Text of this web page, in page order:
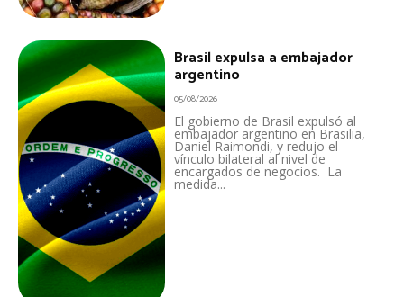
Brasil expulsa a embajador
argentino
05/08/2026
El gobierno de Brasil expulsó al
embajador argentino en Brasilia,
Daniel Raimondi, y redujo el
vínculo bilateral al nivel de
encargados de negocios. La
medida...